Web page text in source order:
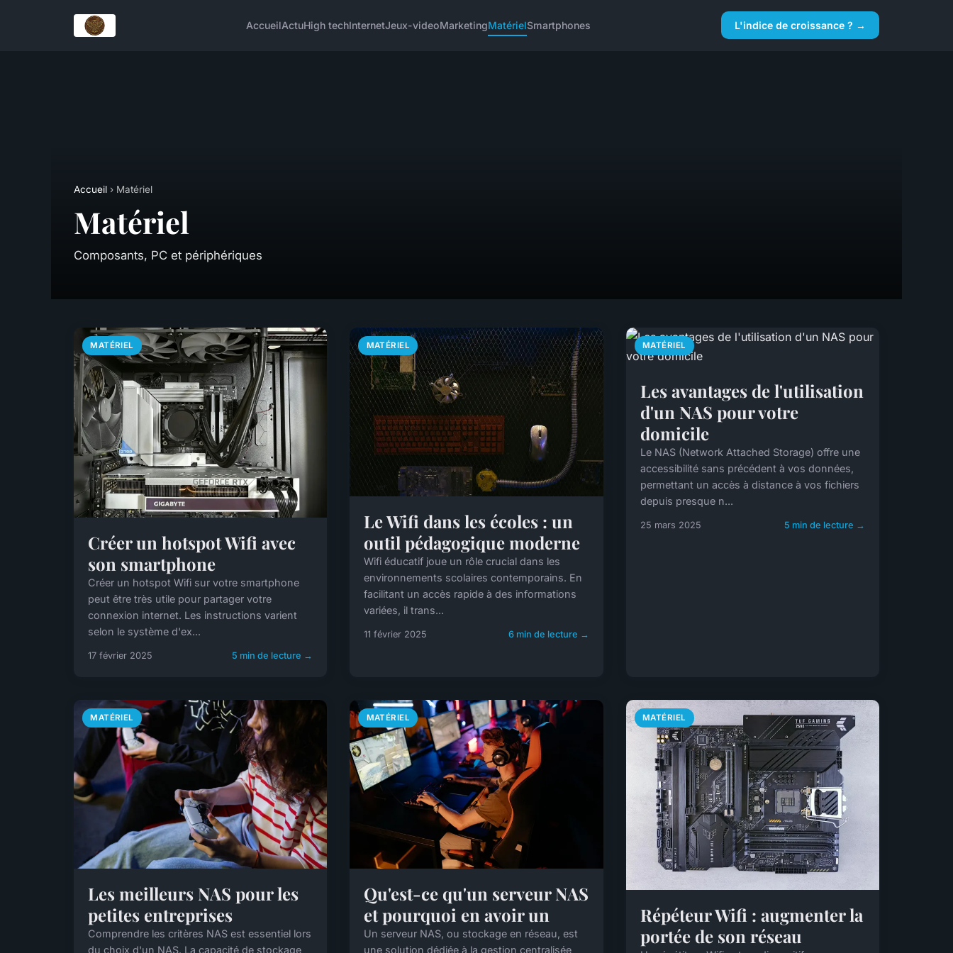
AccueilActuHigh techInternetJeux-videoMarketingMatérielSmartphones L'indice de croissance ? →
Accueil › Matériel
Matériel
Composants, PC et périphériques
MATÉRIEL
Créer un hotspot Wifi avec
son smartphone
Créer un hotspot Wifi sur votre smartphone
peut être très utile pour partager votre
connexion internet. Les instructions varient
selon le système d'ex...
17 février 2025 5 min de lecture →
MATÉRIEL
Le Wifi dans les écoles : un
outil pédagogique moderne
Wifi éducatif joue un rôle crucial dans les
environnements scolaires contemporains. En
facilitant un accès rapide à des informations
variées, il trans...
11 février 2025 6 min de lecture →
MATÉRIEL
Les avantages de l'utilisation
d'un NAS pour votre
domicile
Le NAS (Network Attached Storage) offre une
accessibilité sans précédent à vos données,
permettant un accès à distance à vos fichiers
depuis presque n...
25 mars 2025 5 min de lecture →
MATÉRIEL
Les meilleurs NAS pour les
petites entreprises
Comprendre les critères NAS est essentiel lors
du choix d'un NAS. La capacité de stockage
MATÉRIEL
Qu'est-ce qu'un serveur NAS
et pourquoi en avoir un
Un serveur NAS, ou stockage en réseau, est
une solution dédiée à la gestion centralisée
MATÉRIEL
Répéteur Wifi : augmenter la
portée de son réseau